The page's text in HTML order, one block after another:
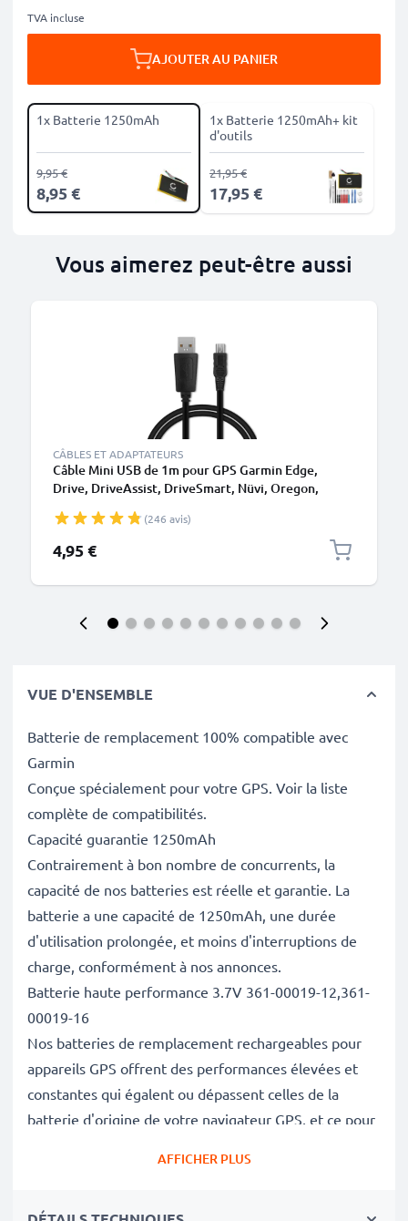
TVA incluse
AJOUTER AU PANIER
1x Batterie 1250mAh
8,95 €
9,95 €
1x Batterie 1250mAh+ kit
d'outils
17,95 €
21,95 €
Vous aimerez peut-être aussi
CÂBLES ET ADAPTATEURS
Câble Mini USB de 1m pour GPS Garmin Edge,
Drive, DriveAssist, DriveSmart, Nüvi, Oregon,
noir en PVC
(246 avis)
4,95 €
VUE D'ENSEMBLE
Batterie de remplacement 100% compatible avec
Garmin
Conçue spécialement pour votre GPS. Voir la liste
complète de compatibilités.
Capacité guarantie 1250mAh
Contrairement à bon nombre de concurrents, la
capacité de nos batteries est réelle et garantie. La
batterie a une capacité de 1250mAh, une durée
d'utilisation prolongée, et moins d'interruptions de
charge, conformément à nos annonces.
Batterie haute performance 3.7V 361-00019-12,361-
00019-16
Nos batteries de remplacement rechargeables pour
appareils GPS offrent des performances élevées et
constantes qui égalent ou dépassent celles de la
batterie d'origine de votre navigateur GPS, et ce pour
AFFICHER PLUS